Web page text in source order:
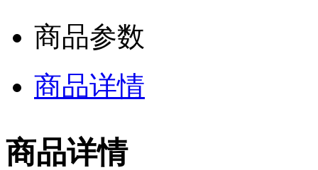
商品参数
商品详情
商品详情